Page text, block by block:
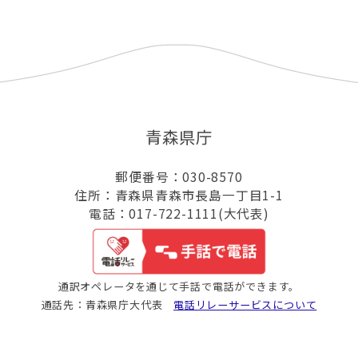
青森県庁
郵便番号：030-8570
住所：青森県青森市長島一丁目1-1
電話：017-722-1111(大代表)
通訳オペレータを通じて手話で電話ができます。
通話先：青森県庁大代表 電話リレーサービスについて